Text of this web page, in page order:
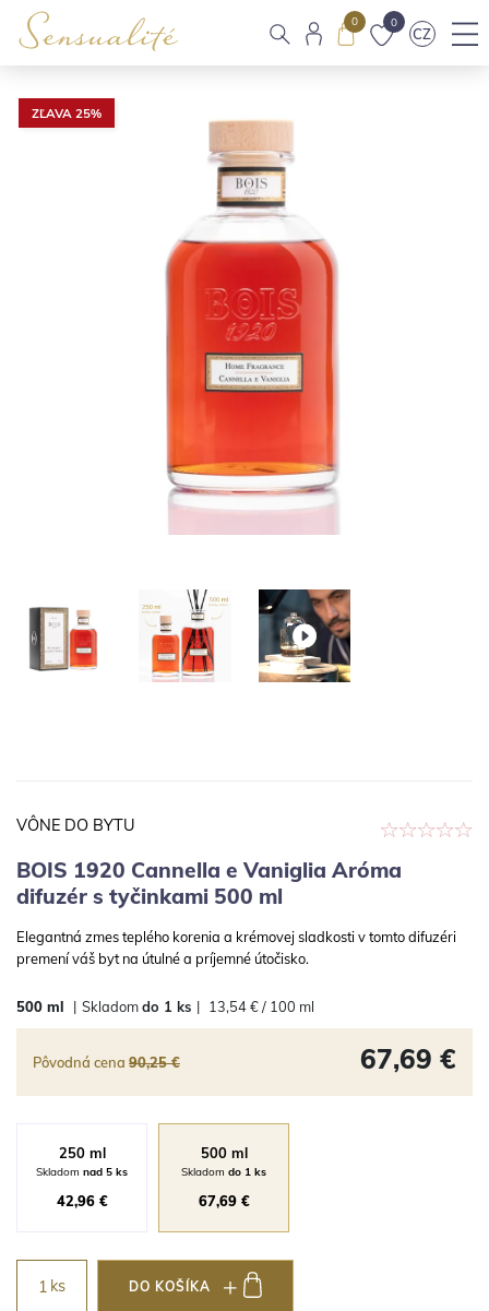
0 0
CZ
ZĽAVA 25%
VÔNE DO BYTU
BOIS 1920 Cannella e Vaniglia Aróma
difuzér s tyčinkami 500 ml
Elegantná zmes teplého korenia a krémovej sladkosti v tomto difuzéri
premení váš byt na útulné a príjemné útočisko.
500 ml | Skladomdo 1 ks | 13,54 € / 100 ml
Pôvodná cena 90,25 € 67,69 €
250 ml
Skladom nad 5 ks
42,96 €
500 ml
Skladom do 1 ks
67,69 €
ks DO KOŠÍKA